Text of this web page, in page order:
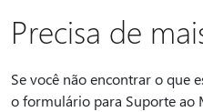
Precisa de
Se você não encontrar o que
o formulário para Suporte ao